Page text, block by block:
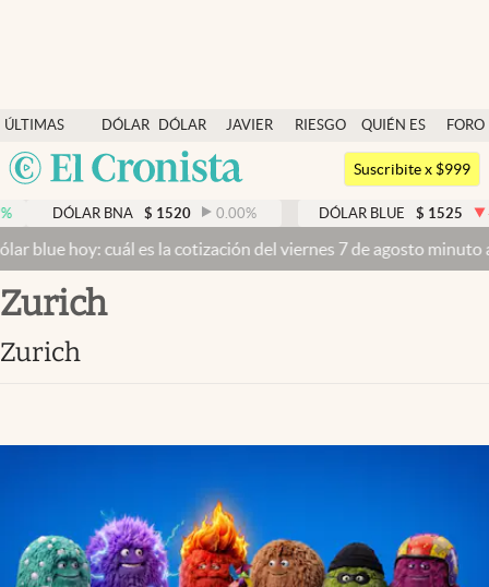
ÚLTIMAS
NOTICIAS
DÓLAR
DÓLAR
BLUE
JAVIER
RIESGO
QUIÉN ES
QUIÉN
FORO
Argentina
México
Dólar
Members
Economía y Política
Finanzas y Mercados
Mercados Online
Clase
Suscribite x $999
BNA $ 1520 0.00% DÓLAR BLUE $ 1525 -0.33%
es la cotización del viernes 7 de agosto minuto a minuto
Zurich
Zurich